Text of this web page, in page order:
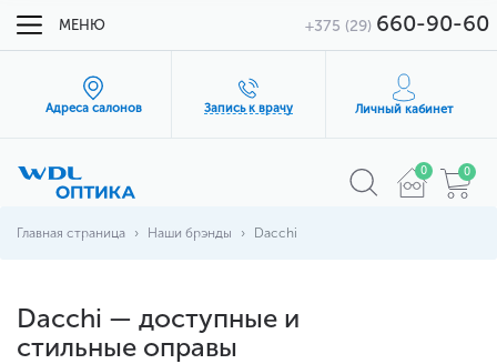
МЕНЮ +375 (29) 660-90-60
Адреса салонов Запись к врачу Личный кабинет
0 0
Главная страница Наши брэнды Dacchi
Dacchi — доступные и
стильные оправы